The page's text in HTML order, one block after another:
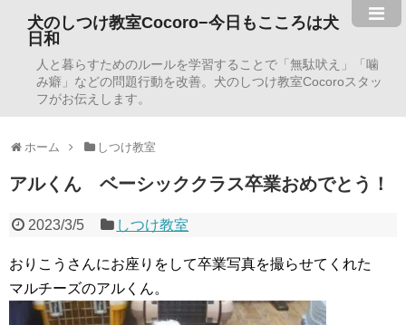
犬のしつけ教室Cocoro−今日もこころは犬
日和
人と暮らすためのルールを学習することで「無駄吠え」「噛
み癖」などの問題行動を改善。犬のしつけ教室Cocoroスタッ
フがお伝えします。
ホーム しつけ教室
アルくん ベーシッククラス卒業おめでとう！
2023/3/5 しつけ教室
おりこうさんにお座りをして卒業写真を撮らせてくれた
マルチーズのアルくん。